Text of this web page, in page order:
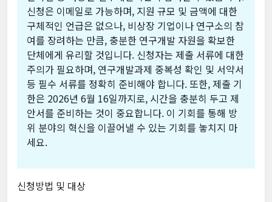
신청은 이메일로 가능하며, 지원 규모 및 금액에 대한
구체적인 언급은 없으나, 비상장 기업이나 연구소의 참
여를 장려하는 만큼, 충분한 연구개발 자원을 확보한
단체에게 유리할 것입니다. 신청자는 제출 서류에 대한
주의가 필요하며, 연구개발과제 중복성 확인 및 서약서
등 필수 서류를 정확히 준비해야 합니다. 또한, 제출 기
한은 2026년 6월 16일까지로, 시간을 충분히 두고 제
안서를 준비하는 것이 중요합니다. 이 기회를 통해 방
위 분야의 혁신을 이끌어낼 수 있는 기회를 놓치지 마
세요.
신청방법 및 대상